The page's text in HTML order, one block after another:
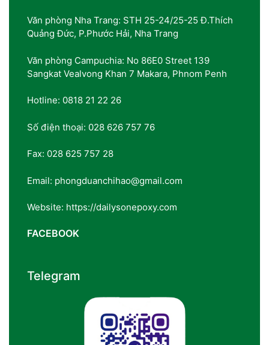
Văn phòng Nha Trang: STH 25-24/25-25 Đ.Thích
Quảng Đức, P.Phước Hải, Nha Trang
Văn phòng Campuchia: No 86E0 Street 139
Sangkat Vealvong Khan 7 Makara, Phnom Penh
Hotline: 0818 21 22 26
Số điện thoại: 028 626 757 76
Fax: 028 625 757 28
Email: phongduanchihao@gmail.com
Website: https://dailysonepoxy.com
FACEBOOK
Telegram